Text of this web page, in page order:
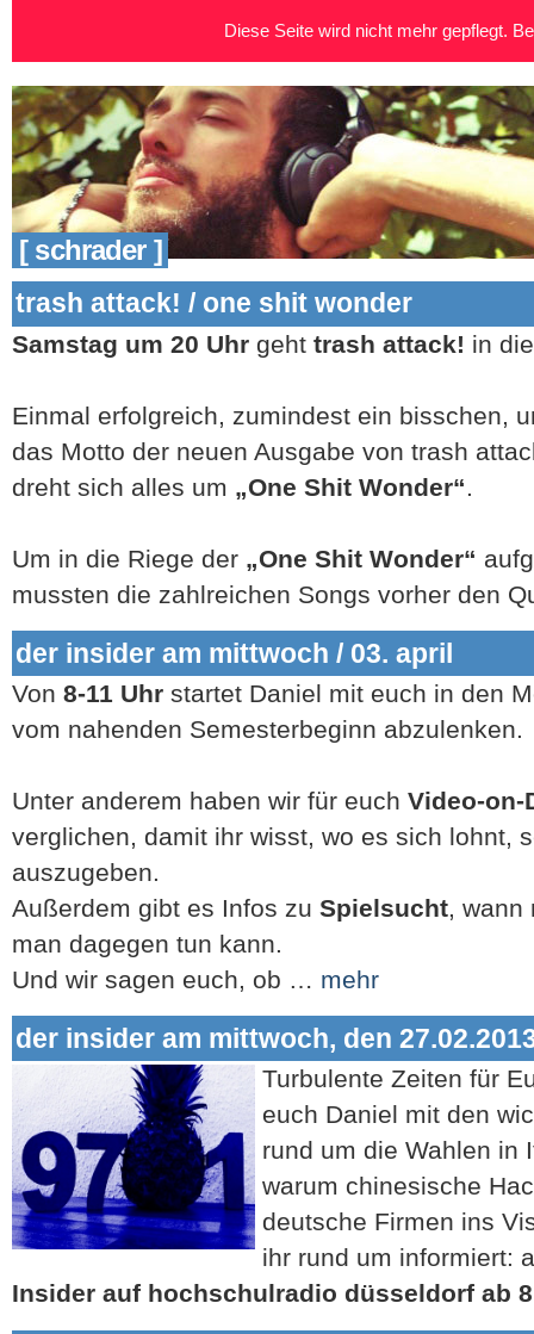
[ schrader ]
trash attack! / one shit wonder
Samstag um 20 Uhr geht trash attack! in
Einmal erfolgreich, zumindest ein bisschen,
das Motto der neuen Ausgabe von trash
dreht sich alles um „One Shit Wonder“.
Um in die Riege der „One Shit Wonder“
mussten die zahlreichen Songs vorher den
der insider am mittwoch / 03. april
Von 8-11 Uhr startet Daniel mit euch in den
vom nahenden Semesterbeginn abzulenken.
Unter anderem haben wir für euch Video-on-
verglichen, damit ihr wisst, wo es sich lohnt,
auszugeben.
Außerdem gibt es Infos zu Spielsucht, wann
man dagegen tun kann.
Und wir sagen euch, ob … mehr
der insider am mittwoch, den
Turbulente Zeiten für
euch Daniel mit den
rund um die Wahlen in
warum chinesische
deutsche Firmen ins
ihr rund um informiert:
Insider auf hochschulradio düsseldorf ab
Diese Seite wird nicht mehr gepflegt.